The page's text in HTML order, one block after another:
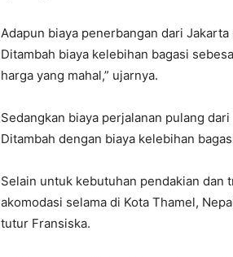
Adapun biaya penerbangan dari
Ditambah biaya kelebihan bagasi
harga yang mahal,” ujarnya.
Sedangkan biaya perjalanan pulang
Ditambah dengan biaya kelebihan
Selain untuk kebutuhan pendakian
akomodasi selama di Kota Thamel,
tutur Fransiska.